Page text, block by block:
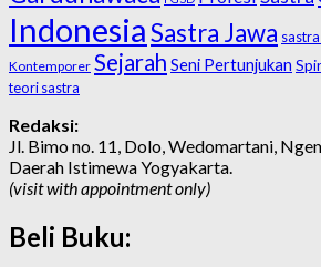
IndonesiaSastra Jawa
Kontemporer Sejarah Seni Pertunjukan
teori sastra
Redaksi:
Jl. Bimo no. 11, Dolo, Wedomartani,
Daerah Istimewa Yogyakarta.
(visit with appointment only)
Beli Buku: